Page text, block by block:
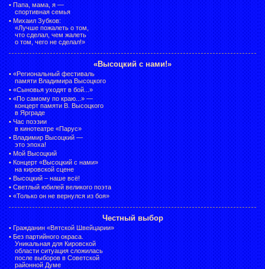
• Папа, мама, я —
спортивная семья
• Михаил Зубков:
«Лучше пожалеть о том,
что сделал, чем жалеть
о том, чего не сделал!»
«Высоцкий с нами!»
• «Региональный фестиваль
памяти Владимира Высоцкого
• «Сыновья уходят в бой...»
• «По самому по краю...» —
концерт памяти В. Высоцкого
в Ярграде
• Час поэзии
в кинотеатре «Парус»
• Владимир Высоцкий —
это эпоха!
• Мой Высоцкий
• Концерт «Высоцкий с нами»
на кировской сцене
• Высоцкий – наше всё!
• Светлый юбилей великого поэта
• «Только он не вернулся из боя»
Честный выбор
• Гражданин «Вятской Швейцарии»
• Без партийного окраса.
Уникальная для Кировской
области ситуация сложилась
после выборов в Советской
районной Думе